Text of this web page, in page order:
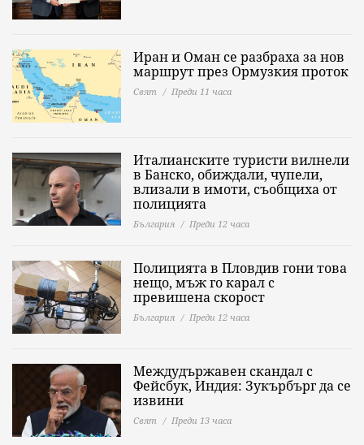
Иран и Оман се разбраха за нов
маршрут през Ормузкия проток
Свят Преди 11 часа
Италианските туристи вилнели
в Банско, обиждали, чупели,
влизали в имоти, съобщиха от
полицията
България Преди 12 часа
Полицията в Пловдив гони това
нещо, мъж го карал с
превишена скорост
България Преди 12 часа
Междудържавен скандал с
Фейсбук, Индия: Зукърбърг да се
извини
Свят Преди 13 часа